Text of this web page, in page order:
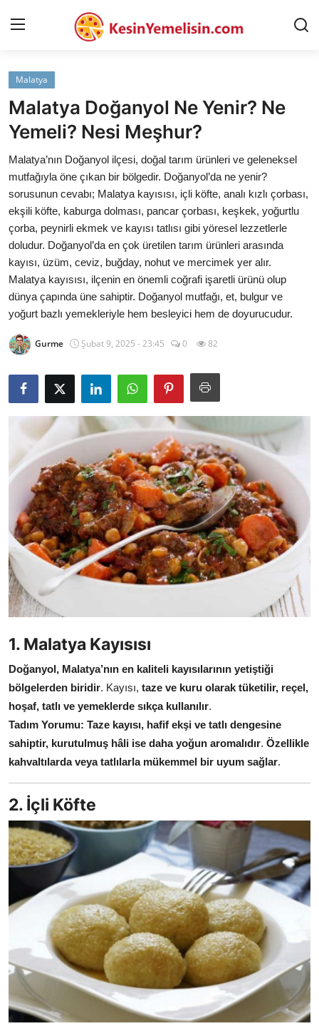
AnaSayfa
Gizlilik Sözleşmesi
Rüya Tabirleri
Diyet & Sağlıklı Beslenme
İletişim
Şehirler
Helal Gıda & Dini Hükümler
Gıda Güvenliği & Bilimi
Kalori & Diyet Rehberi
Mutfak Püf Noktaları & İpuçları
Mekan & Lezzet Rotaları
Temel Gıda ve Ürün Rehberleri
İçecek Kültürü & Barista
Yöresel Tarifler & Ev Yemekleri
Gıda Güvenliği & Sağlık
İçecek Kültürü & Rehberleri
Popüler Kültür & Mutfak Tarihi
Anne & Bebek Beslenmesi
Mutfak Sırları & Teknikler
Gıda Sözlüğü & Nedir?
Yemek Tarifleri & Menüler
Malatya
Malatya Doğanyol Ne Yenir? Ne
Yemeli? Nesi Meşhur?
Malatya’nın Doğanyol ilçesi, doğal tarım ürünleri ve geleneksel
mutfağıyla öne çıkan bir bölgedir. Doğanyol’da ne yenir?
sorusunun cevabı; Malatya kayısısı, içli köfte, analı kızlı çorbası,
ekşili köfte, kaburga dolması, pancar çorbası, keşkek, yoğurtlu
çorba, peynirli ekmek ve kayısı tatlısı gibi yöresel lezzetlerle
doludur. Doğanyol’da en çok üretilen tarım ürünleri arasında
kayısı, üzüm, ceviz, buğday, nohut ve mercimek yer alır.
Malatya kayısısı, ilçenin en önemli coğrafi işaretli ürünü olup
dünya çapında üne sahiptir. Doğanyol mutfağı, et, bulgur ve
yoğurt bazlı yemekleriyle hem besleyici hem de doyurucudur.
Gurme Şubat 9, 2025 - 23:45 0 82
1. Malatya Kayısısı
Doğanyol, Malatya’nın en kaliteli kayısılarının yetiştiği
bölgelerden biridir. Kayısı, taze ve kuru olarak tüketilir, reçel,
hoşaf, tatlı ve yemeklerde sıkça kullanılır.
Tadım Yorumu: Taze kayısı, hafif ekşi ve tatlı dengesine
sahiptir, kurutulmuş hâli ise daha yoğun aromalıdır. Özellikle
kahvaltılarda veya tatlılarla mükemmel bir uyum sağlar.
2. İçli Köfte